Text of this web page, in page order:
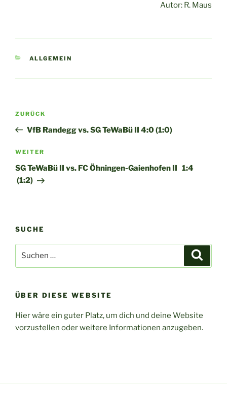
Autor: R. Maus
KATEGORIEN
ALLGEMEIN
Beitragsnavigation
Vorheriger
Beitrag
ZURÜCK
VfB Randegg vs. SG TeWaBü II 4:0 (1:0)
Nächster
Beitrag
WEITER
SG TeWaBü II vs. FC Öhningen-Gaienhofen II 1:4
(1:2)
SUCHE
nach:
ÜBER DIESE WEBSITE
Hier wäre ein guter Platz, um dich und deine Website
vorzustellen oder weitere Informationen anzugeben.